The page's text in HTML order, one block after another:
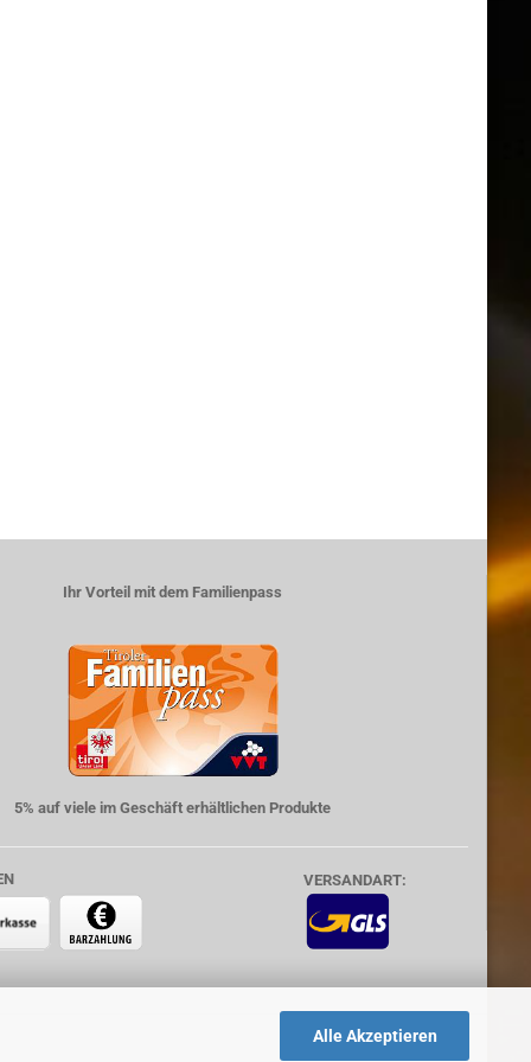
Alle Akzeptieren
Ihr Vorteil mit dem Familienpass
5% auf viele im Geschäft erhältlichen Produkte
VERSANDART: